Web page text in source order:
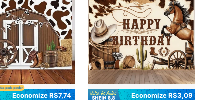
Economize R$7,74 Economize R$3,09